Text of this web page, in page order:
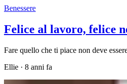
Benessere
Felice al lavoro, felice
Fare quello che ti piace non deve
Ellie · 8 anni fa